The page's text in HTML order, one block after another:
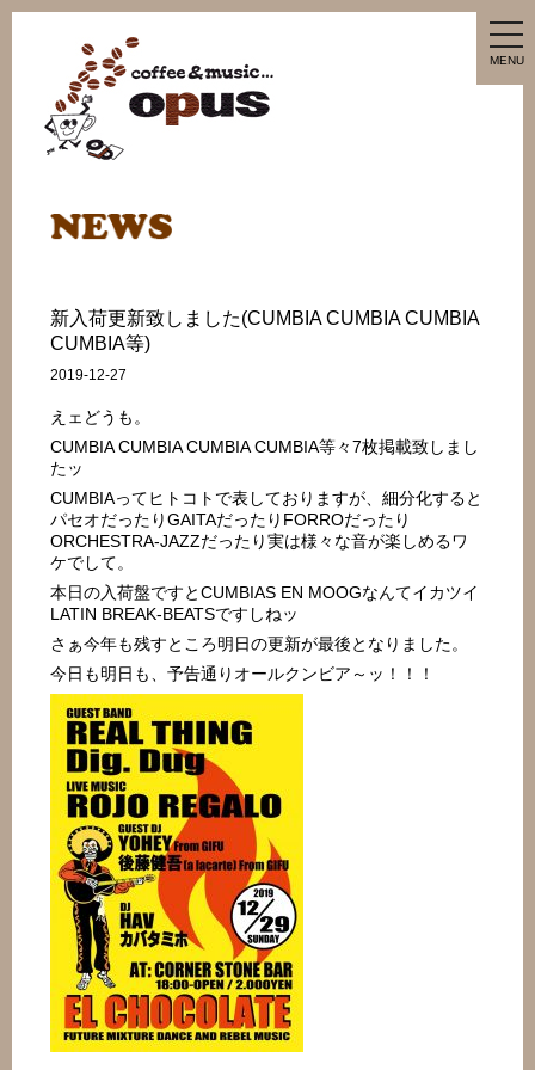
MENU
新入荷更新致しました(CUMBIA CUMBIA CUMBIA
CUMBIA等)
2019-12-27
えェどうも。
CUMBIA CUMBIA CUMBIA CUMBIA等々7枚掲載致しまし
たッ
CUMBIAってヒトコトで表しておりますが、細分化すると
パセオだったりGAITAだったりFORROだったり
ORCHESTRA-JAZZだったり実は様々な音が楽しめるワ
ケでして。
本日の入荷盤ですとCUMBIAS EN MOOGなんてイカツイ
LATIN BREAK-BEATSですしねッ
さぁ今年も残すところ明日の更新が最後となりました。
今日も明日も、予告通りオールクンビア～ッ！！！